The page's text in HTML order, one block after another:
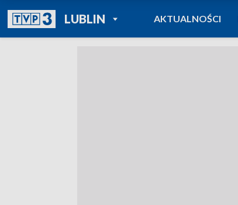
LUBLINPOWRÓT DO
TVP REGIONY
AKTUALNOŚCI